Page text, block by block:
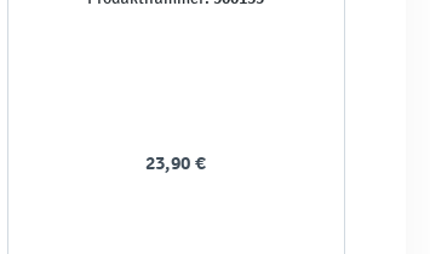
23,90 €